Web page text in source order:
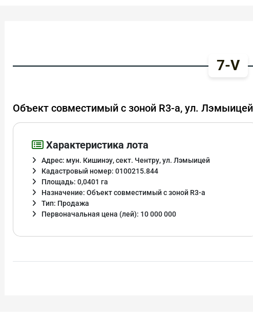
7-V
Объект совместимый с зоной R3-a, ул.
Характеристика лота
Адрес: мун. Кишинэу, сект. Чентру, ул. Лэмыицей
Кадастровый номер: 0100215.844
Площадь: 0,0401 га
Назначение: Объект совместимый с зоной R3-a
Тип: Продажа
Первоначальная цена (лей): 10 000 000